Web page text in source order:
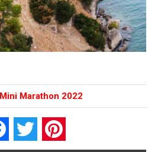
Marathon 2022
FacebookTwitter